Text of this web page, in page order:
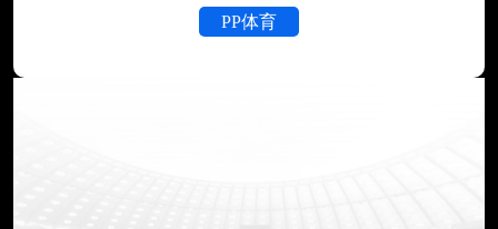
PP体育